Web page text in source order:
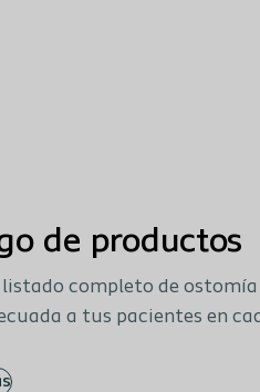
de productos
listado completo de
a tus pacientes en